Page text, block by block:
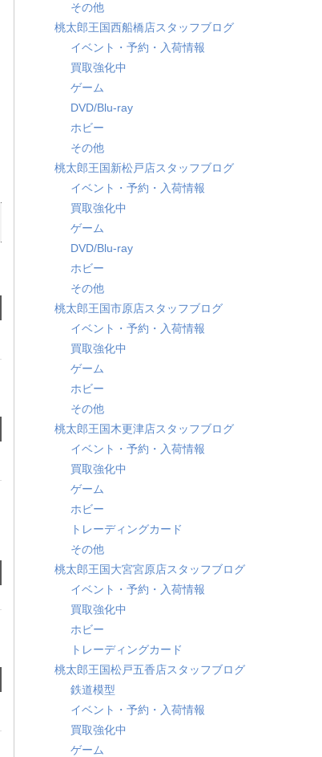
その他
桃太郎王国西船橋店スタッフブログ
イベント・予約・入荷情報
買取強化中
ゲーム
DVD/Blu-ray
ホビー
その他
桃太郎王国新松戸店スタッフブログ
イベント・予約・入荷情報
買取強化中
ゲーム
DVD/Blu-ray
ホビー
その他
桃太郎王国市原店スタッフブログ
イベント・予約・入荷情報
買取強化中
ゲーム
ホビー
その他
桃太郎王国木更津店スタッフブログ
イベント・予約・入荷情報
買取強化中
ゲーム
ホビー
トレーディングカード
その他
桃太郎王国大宮宮原店スタッフブログ
イベント・予約・入荷情報
買取強化中
ホビー
トレーディングカード
桃太郎王国松戸五香店スタッフブログ
鉄道模型
イベント・予約・入荷情報
買取強化中
ゲーム